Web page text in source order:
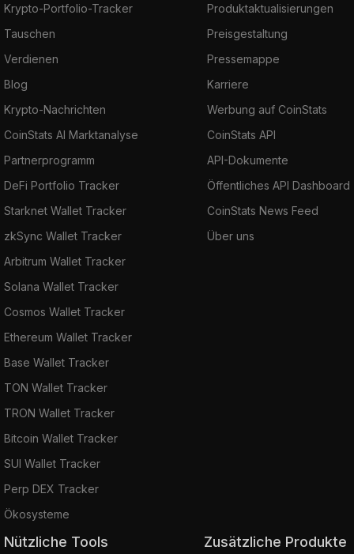
Krypto-Portfolio-Tracker
Tauschen
Verdienen
Blog
Krypto-Nachrichten
CoinStats AI Marktanalyse
Partnerprogramm
DeFi Portfolio Tracker
Starknet Wallet Tracker
zkSync Wallet Tracker
Arbitrum Wallet Tracker
Solana Wallet Tracker
Cosmos Wallet Tracker
Ethereum Wallet Tracker
Base Wallet Tracker
TON Wallet Tracker
TRON Wallet Tracker
Bitcoin Wallet Tracker
SUI Wallet Tracker
Perp DEX Tracker
Ökosysteme
Produktaktualisierungen
Preisgestaltung
Pressemappe
Karriere
Werbung auf CoinStats
CoinStats API
API-Dokumente
Öffentliches API Dashboard
CoinStats News Feed
Über uns
Nützliche Tools Zusätzliche Produkte